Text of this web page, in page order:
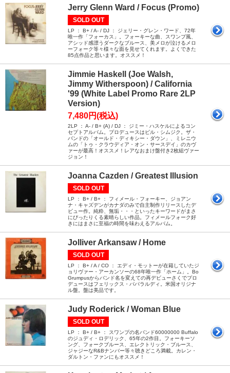
Jerry Glenn Ward / Focus (Promo)
SOLD OUT
LP ： B+ / A- / DJ ： ジェリー・グレン・ワード、72年
唯一作「フォーカス」。フォーキーな曲、スワンプ風、
アシッド感漂うダークなブルース、美メロが泣けるメロ
ーフォーク等々様々な面を見せてくれます。よくできた
85点作品と思います。オススメ！
Jimmie Haskell (Joe Walsh,
Jimmy Witherspoon) / California
'99 (White Label Promo Rare 2LP
Version)
7,480円(税込)
2LP ： A- / B+ (A) / DJ ： ジミー・ハスケルによるコン
セプトアルバム。プロデュースはビル・シムジク。ザ・
バンドの「オールド・ディキシー・ダウン」、ミレニウ
ムの「トゥ・クラウディア・オン・サースデイ」のカヴ
ァーが最高！オススメ！レアなおまけ盤付き2枚組ヴァー
ジョン！
Joanna Cazden / Greatest Illusion
SOLD OUT
LP ： B+ / B+ ： フィメール・フォーキー、ジョアン
ナ・キャズデンがカナダのみで自主制作リリースしたデ
ビュー作。純粋、無垢・・・といったキーワードがまさ
にぴったりくる素晴らしい作品。フィメールフォーク好
きにはまさに至福の時間を味わえるアルバム。
Jolliver Arkansaw / Home
SOLD OUT
LP ： B+ / A / CO ： エディ・モットーが在籍していたジ
ョリヴァー・アーカンソーの68年唯一作「ホーム」。Bo
Grumpusからバンド名を変えての再デビューさくでプロ
デュースはフェリックス・パパラルディ。米国オリジナ
ル盤。盤は美品です。
Judy Roderick / Woman Blue
SOLD OUT
LP ： B+ / B+ ： スワンプの名バンド60000000 Buffalo
のジュディ・ロデリック、65年の2作目。フォーキーソ
ング、フォークブルース、エレクトリック・ブルース、
ジャジーなR&Bナンバー等々聴きどころ満載。カレン・
ダルトン・ファンにもオススメ！